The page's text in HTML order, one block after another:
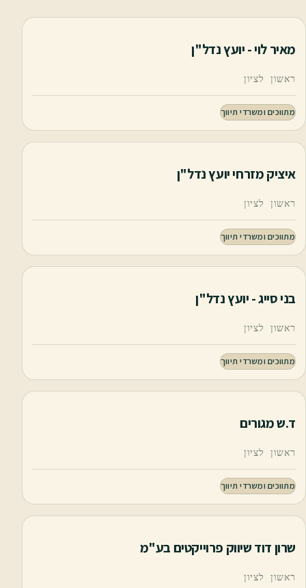
מאיר לוי - יועץ נדל"ן
ראשון לציון
מתווכים ומשרדי תיווך
איציק מזרחי יועץ נדל"ן
ראשון לציון
מתווכים ומשרדי תיווך
בני סייג - יועץ נדל"ן
ראשון לציון
מתווכים ומשרדי תיווך
ד.ש מגורים
ראשון לציון
מתווכים ומשרדי תיווך
שרון דוד שיווק פרוייקטים בע"מ
ראשון לציון